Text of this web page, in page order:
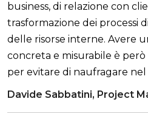
business, di relazione con
trasformazione dei processi
delle risorse interne. Avere
concreta e misurabile è però
per evitare di naufragare
Davide Sabbatini, Project